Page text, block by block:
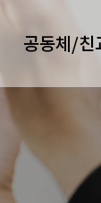
공동체/친